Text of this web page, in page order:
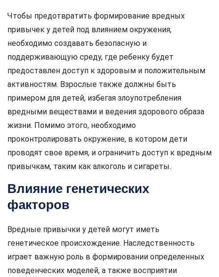
Чтобы предотвратить формирование вредных
привычек у детей под влиянием окружения,
необходимо создавать безопасную и
поддерживающую среду, где ребенку будет
предоставлен доступ к здоровым и положительным
активностям. Взрослые также должны быть
примером для детей, избегая злоупотребления
вредными веществами и ведения здорового образа
жизни. Помимо этого, необходимо
проконтролировать окружение, в котором дети
проводят свое время, и ограничить доступ к вредным
привычкам, таким как алкоголь и сигареты.
Влияние генетических
факторов
Вредные привычки у детей могут иметь
генетическое происхождение. Наследственность
играет важную роль в формировании определенных
поведенческих моделей, а также восприятии